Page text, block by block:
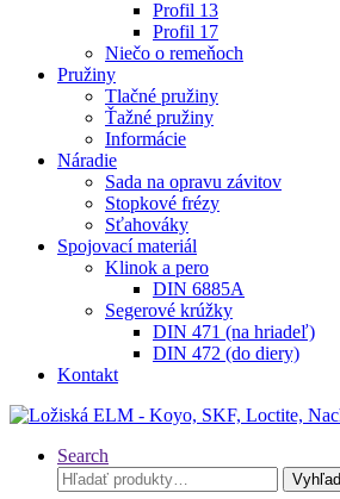
Profil 13
Profil 17
Niečo o remeňoch
Pružiny
Tlačné pružiny
Ťažné pružiny
Informácie
Náradie
Sada na opravu závitov
Stopkové frézy
Sťahováky
Spojovací materiál
Klinok a pero
DIN 6885A
Segerové krúžky
DIN 471 (na hriadeľ)
DIN 472 (do diery)
Kontakt
Search
Hľadať: